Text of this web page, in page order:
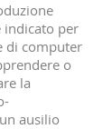
indicato per
di computer
o
la
ausilio